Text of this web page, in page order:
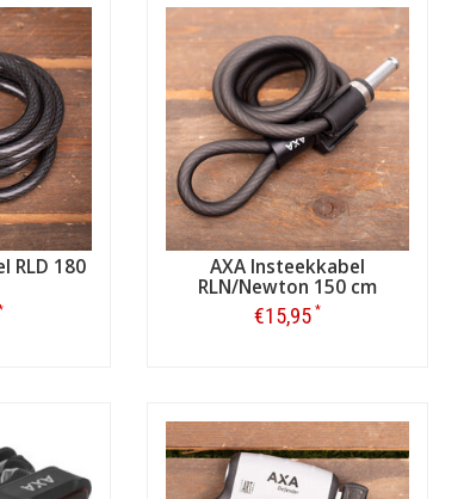
RLD 180
AXA Insteekkabel
RLN/Newton 150 cm
€15,95 *